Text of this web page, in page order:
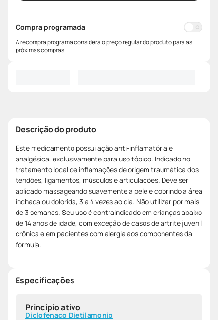
Compra programada
A recompra programa considera o preço regular do produto para as
próximas compras.
Descrição do produto
Este medicamento possui ação anti-inflamatória e
analgésica, exclusivamente para uso tópico. Indicado no
tratamento local de inflamações de origem traumática dos
tendões, ligamentos, músculos e articulações. Deve ser
aplicado massageando suavemente a pele e cobrindo a área
inchada ou dolorida, 3 a 4 vezes ao dia. Não utilizar por mais
de 3 semanas. Seu uso é contraindicado em crianças abaixo
de 14 anos de idade, com exceção de casos de artrite juvenil
crônica e em pacientes com alergia aos componentes da
fórmula.
Especificações
Princípio ativo
Diclofenaco Dietilamonio